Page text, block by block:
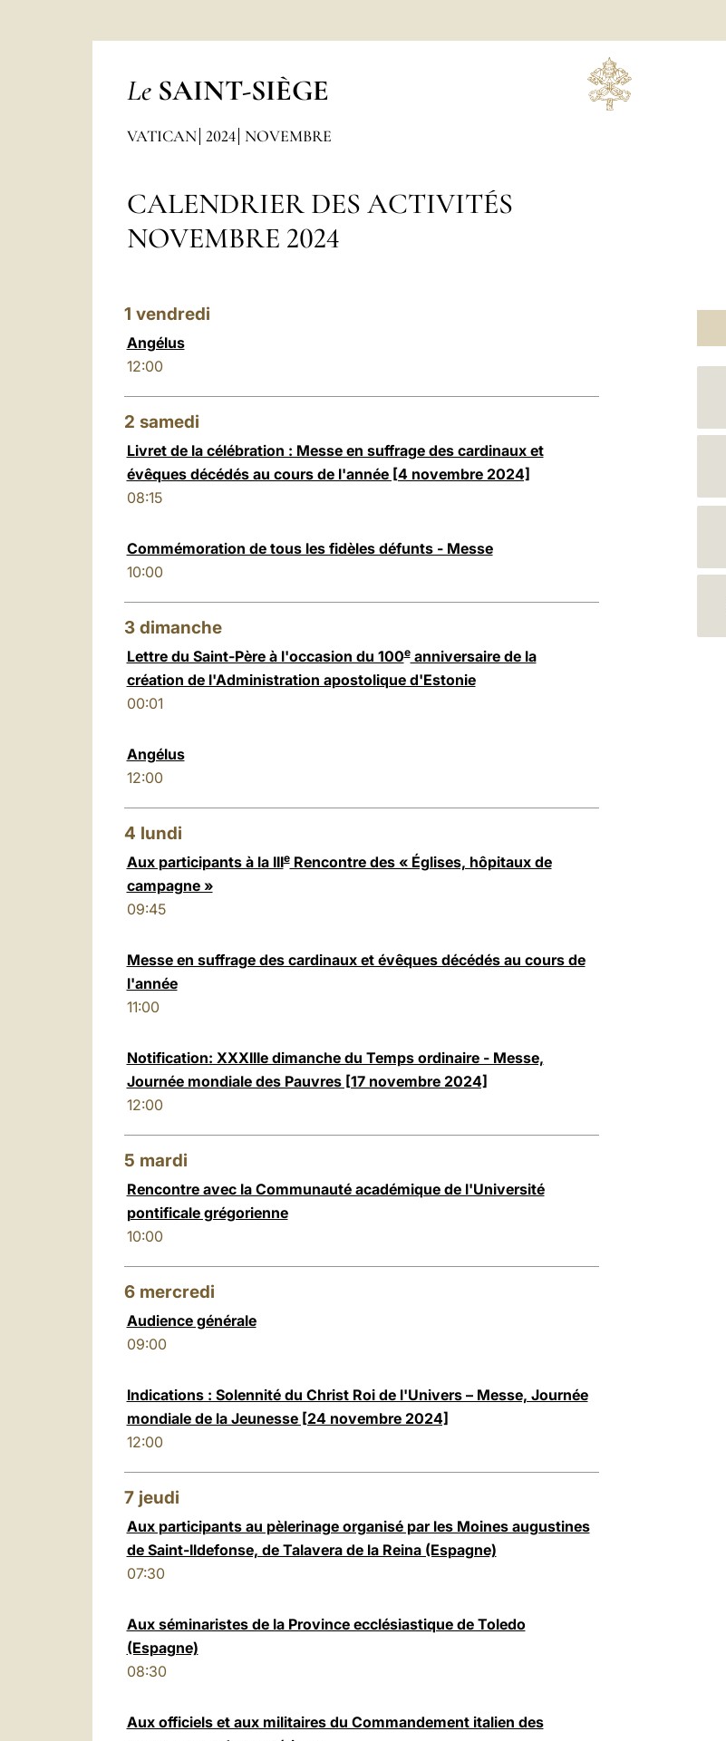
Le SAINT-SIÈGE
VATICAN 2024 NOVEMBRE
CALENDRIER DES ACTIVITÉS
NOVEMBRE 2024
1 vendredi
Angélus
12:00
2 samedi
Livret de la célébration : Messe en suffrage des cardinaux et
évêques décédés au cours de l'année [4 novembre 2024]
08:15
Commémoration de tous les fidèles défunts - Messe
10:00
3 dimanche
Lettre du Saint-Père à l'occasion du 100eanniversaire de la
création de l'Administration apostolique d'Estonie
00:01
Angélus
12:00
4 lundi
Aux participants à la IIIeRencontre des « Églises, hôpitaux de
campagne »
09:45
Messe en suffrage des cardinaux et évêques décédés au cours de
l'année
11:00
Notification: XXXIIIe dimanche du Temps ordinaire - Messe,
Journée mondiale des Pauvres [17 novembre 2024]
12:00
5 mardi
Rencontre avec la Communauté académique de l'Université
pontificale grégorienne
10:00
6 mercredi
Audience générale
09:00
Indications : Solennité du Christ Roi de l'Univers – Messe, Journée
mondiale de la Jeunesse [24 novembre 2024]
12:00
7 jeudi
Aux participants au pèlerinage organisé par les Moines augustines
de Saint-Ildefonse, de Talavera de la Reina (Espagne)
07:30
Aux séminaristes de la Province ecclésiastique de Toledo
(Espagne)
08:30
Aux officiels et aux militaires du Commandement italien des
N
R